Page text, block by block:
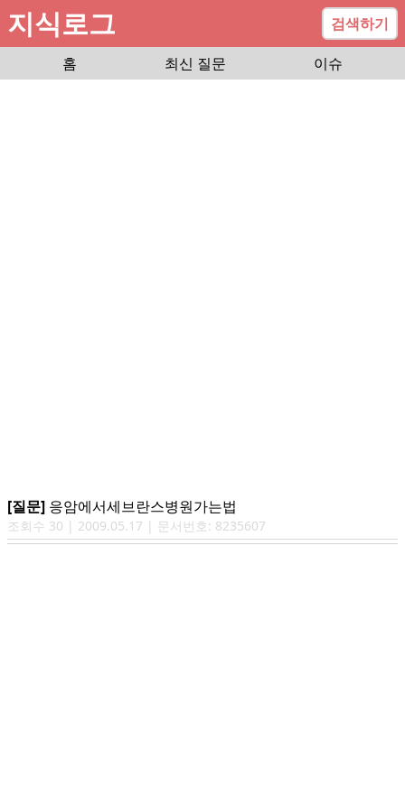
지식로그
검색하기
홈
최신 질문 이슈
[질문] 응암에서세브란스병원가는법
조회수 30 | 2009.05.17 | 문서번호: 8235607